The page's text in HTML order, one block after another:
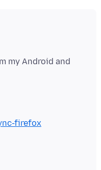
my Android and
firefox